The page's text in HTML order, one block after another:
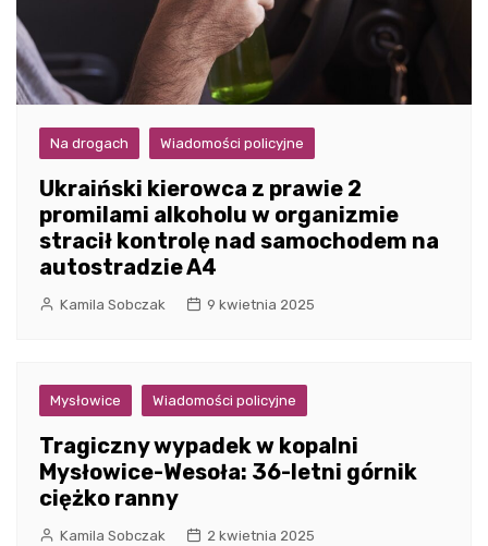
Na drogach Wiadomości policyjne
Ukraiński kierowca z prawie 2
promilami alkoholu w organizmie
stracił kontrolę nad samochodem na
autostradzie A4
Kamila Sobczak 9 kwietnia 2025
Mysłowice Wiadomości policyjne
Tragiczny wypadek w kopalni
Mysłowice-Wesoła: 36-letni górnik
ciężko ranny
Kamila Sobczak 2 kwietnia 2025